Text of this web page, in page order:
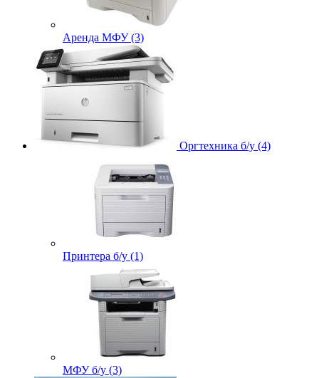
Аренда МФУ (3)
Оргтехника б/у (4)
Принтера б/у (1)
МФУ б/у (3)